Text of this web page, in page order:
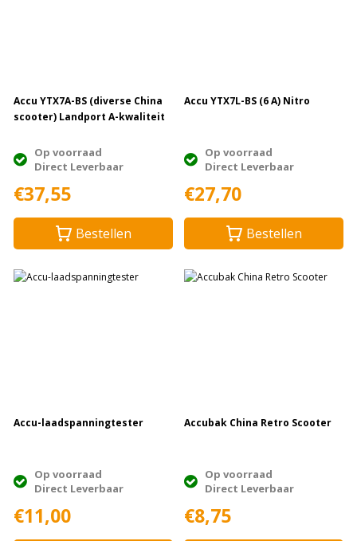
Accu YTX7A-BS (diverse China
scooter) Landport A-kwaliteit
Op voorraad
Direct Leverbaar
€37,55
Bestellen
Accu YTX7L-BS (6 A) Nitro
Op voorraad
Direct Leverbaar
€27,70
Bestellen
Accu-laadspanningtester
Op voorraad
Direct Leverbaar
€11,00
Accubak China Retro Scooter
Op voorraad
Direct Leverbaar
€8,75